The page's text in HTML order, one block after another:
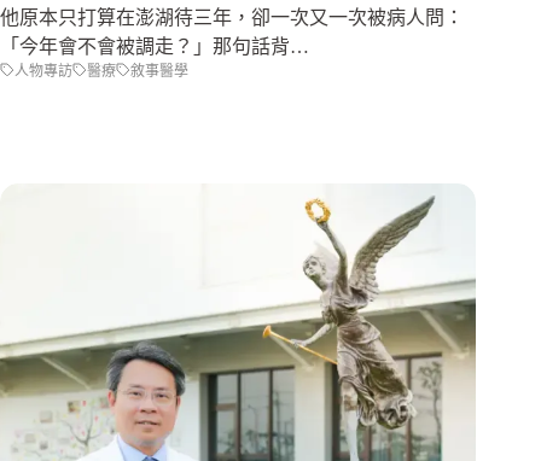
他原本只打算在澎湖待三年，卻一次又一次被病人問：
「今年會不會被調走？」那句話背…
人物專訪 醫療 敘事醫學